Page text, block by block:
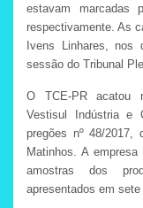
estavam
respectivamente. As
Ivens Linhares, nos
sessão do Tribunal
O TCE-PR acatou
Vestisul Indústria e
pregões nº 48/2017,
Matinhos. A
amostras dos
apresentados em